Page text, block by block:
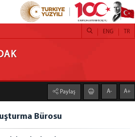
ADLİYESİ
TR
ENG
Paylaş A- A+
Bürosu